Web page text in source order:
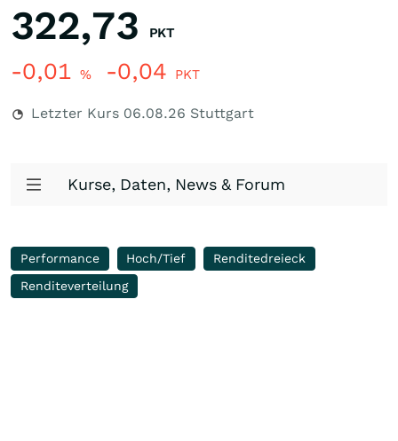
322,73 PKT
-0,01 % -0,04 PKT
Letzter Kurs 06.08.26 Stuttgart
Kurse, Daten, News & Forum
Performance Hoch/Tief
Renditedreieck
Renditeverteilung